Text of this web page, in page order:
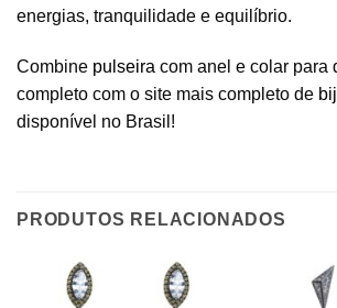
energias, tranquilidade e equilíbrio.
Combine pulseira com anel e colar para
completo com o site mais completo de
disponível no Brasil!
PRODUTOS RELACIONADOS